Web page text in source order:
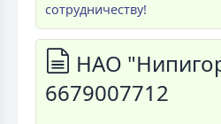
сотрудничеству!
НАО
6679007712